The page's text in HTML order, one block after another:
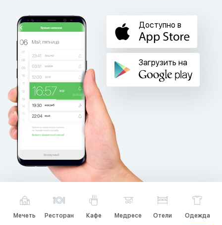
Доступно в
Загрузить на
Мечеть Ресторан Кафе Медресе Отели Одежда